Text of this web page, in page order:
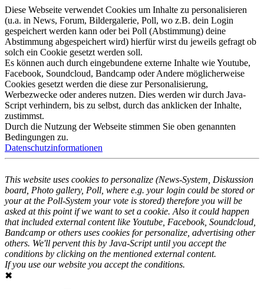
Diese Webseite verwendet Cookies um Inhalte zu personalisieren
(u.a. in News, Forum, Bildergalerie, Poll, wo z.B. dein Login
gespeichert werden kann oder bei Poll (Abstimmung) deine
Abstimmung abgespeichert wird) hierfür wirst du jeweils gefragt ob
solch ein Cookie gesetzt werden soll.
Es können auch durch eingebundene externe Inhalte wie Youtube,
Facebook, Soundcloud, Bandcamp oder Andere möglicherweise
Cookies gesetzt werden die diese zur Personalisierung,
Werbezwecke oder anderes nutzen. Dies werden wir durch Java-
Script verhindern, bis zu selbst, durch das anklicken der Inhalte,
zustimmst.
Durch die Nutzung der Webseite stimmen Sie oben genannten
Bedingungen zu.
Datenschutzinformationen
This website uses cookies to personalize (News-System, Diskussion
board, Photo gallery, Poll, where e.g. your login could be stored or
your at the Poll-System your vote is stored) therefore you will be
asked at this point if we want to set a cookie. Also it could happen
that included external content like Youtube, Facebook, Soundcloud,
Bandcamp or others uses cookies for personalize, advertising other
others. We'll pervent this by Java-Script until you accept the
conditions by clicking on the mentioned external content.
If you use our website you accept the conditions.
✖